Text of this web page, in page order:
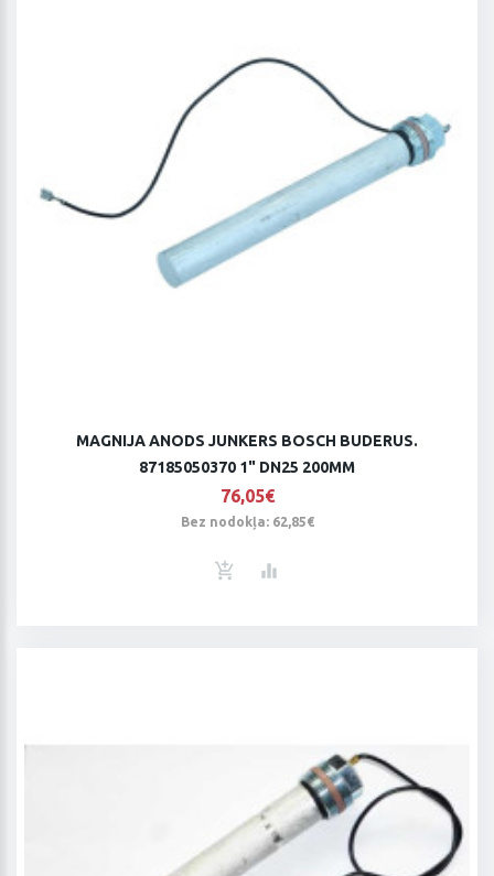
MAGNIJA ANODS JUNKERS BOSCH BUDERUS.
87185050370 1" DN25 200MM
76,05€
Bez nodokļa: 62,85€